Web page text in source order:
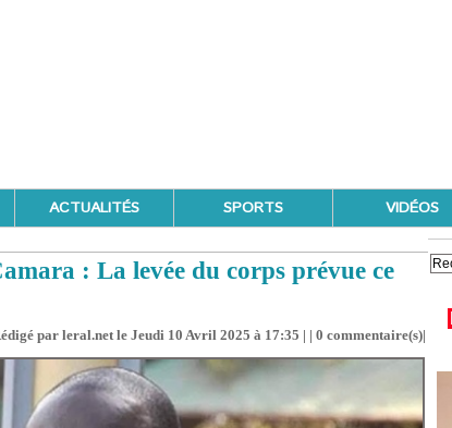
ACTUALITÉS SPORTS VIDÉOS
: La levée du corps prévue ce
par leral.net le Jeudi 10 Avril 2025 à 17:35 | | 0 commentaire(s)|